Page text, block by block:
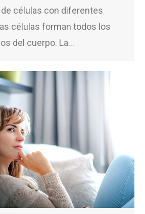
células con diferentes
células forman todos los
del cuerpo. La…